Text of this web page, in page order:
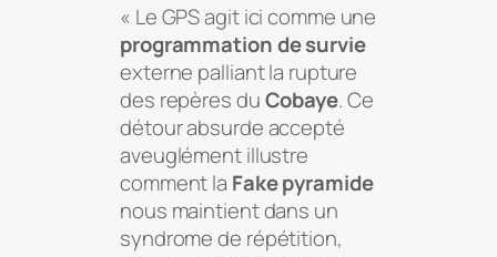
« Le GPS agit ici comme une
programmation de survie
externe palliant la rupture
des repères duCobaye. Ce
détour absurde accepté
aveuglément illustre
comment la Fake pyramide
nous maintient dans un
syndrome de répétition,